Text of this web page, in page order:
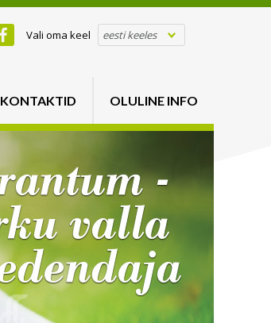
Vali oma keel eesti keeles
KONTAKTID OLULINE INFO